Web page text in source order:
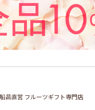
昌直営 フルーツギフト専門店